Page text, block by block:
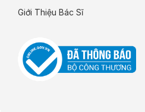
Giới Thiệu Bác Sĩ